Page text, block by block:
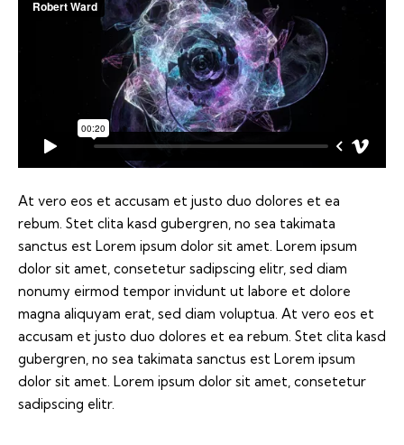
At vero eos et accusam et justo duo dolores et ea
rebum. Stet clita kasd gubergren, no sea takimata
sanctus est Lorem ipsum dolor sit amet. Lorem ipsum
dolor sit amet, consetetur sadipscing elitr, sed diam
nonumy eirmod tempor invidunt ut labore et dolore
magna aliquyam erat, sed diam voluptua. At vero eos et
accusam et justo duo dolores et ea rebum. Stet clita kasd
gubergren, no sea takimata sanctus est Lorem ipsum
dolor sit amet. Lorem ipsum dolor sit amet, consetetur
sadipscing elitr.